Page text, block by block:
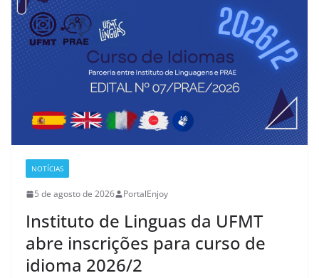
NOTÍCIAS
5 de agosto de 2026 PortalEnjoy
Instituto de Linguas da UFMT
abre inscrições para curso de
idioma 2026/2